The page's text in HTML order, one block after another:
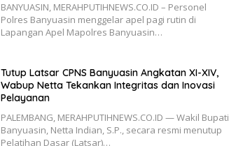
BANYUASIN, MERAHPUTIHNEWS.CO.ID – Personel
Polres Banyuasin menggelar apel pagi rutin di
Lapangan Apel Mapolres Banyuasin…
Tutup Latsar CPNS Banyuasin Angkatan XI-XIV,
Wabup Netta Tekankan Integritas dan Inovasi
Pelayanan
PALEMBANG, MERAHPUTIHNEWS.CO.ID — Wakil Bupati
Banyuasin, Netta Indian, S.P., secara resmi menutup
Pelatihan Dasar (Latsar)…